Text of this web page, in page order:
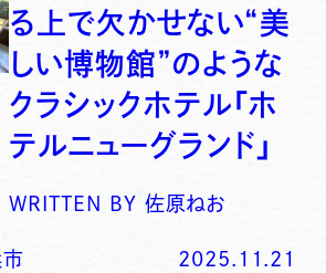
る上で欠かせない“美
しい博物館”のような
クラシックホテル「ホ
テルニューグランド」
WRITTEN BY 佐原ねお
2025.11.21